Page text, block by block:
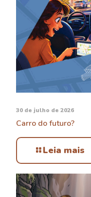
30 de julho de 2026
Carro do futuro?
Leia mais